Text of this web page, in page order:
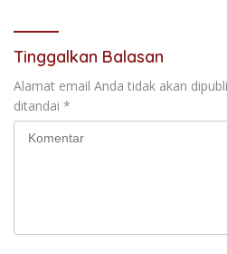
Tinggalkan Balasan
Alamat email Anda tidak akan
ditandai *